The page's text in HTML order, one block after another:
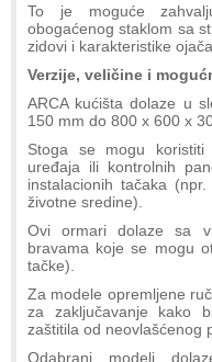
To je moguće
obogaćenog staklom sa
zidovi i karakteristike
Verzije, veličine i
ARCA kućišta dolaze u
150 mm do 800 x 600 x
Stoga se mogu
uređaja ili kontrolnih
instalacionih tačaka
životne sredine).
Ovi ormari dolaze sa
bravama koje se mogu
tačke).
Za modele opremljene
za zaključavanje kako
zaštitila od neovlašćenog
Odabrani modeli